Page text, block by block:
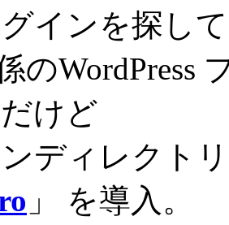
インを探し
のWordPress
けど
ディレクト
」 を導入。